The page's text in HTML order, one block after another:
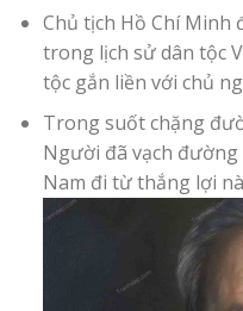
Chủ tịch Hồ Chí Minh
trong lịch sử dân tộc
tộc gắn liền với chủ
Trong suốt chặng
Người đã vạch đường
Nam đi từ thắng lợi